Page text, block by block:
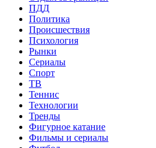
ПДД
Политика
Происшествия
Психология
Рынки
Сериалы
Спорт
ТВ
Теннис
Технологии
Тренды
Фигурное катание
Фильмы и сериалы